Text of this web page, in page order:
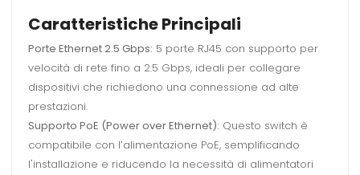
Caratteristiche Principali
Porte Ethernet 2.5 Gbps: 5 porte RJ45 con supporto per
velocità di rete fino a 2.5 Gbps, ideali per collegare
dispositivi che richiedono una connessione ad alte
prestazioni.
Supporto PoE (Power over Ethernet): Questo switch è
compatibile con l’alimentazione PoE, semplificando
l'installazione e riducendo la necessità di alimentatori